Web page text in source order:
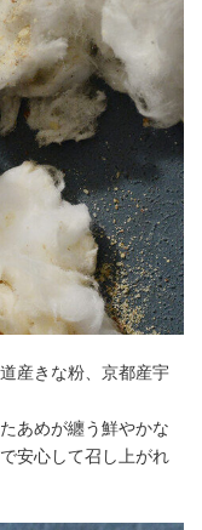
産きな粉、京都産宇
あめが纏う鮮やかな
安心して召し上がれ